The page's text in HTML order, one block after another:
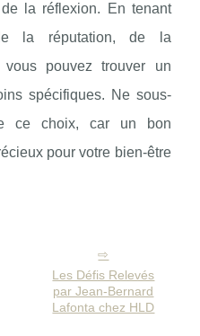
la réflexion. En tenant
la réputation, de la
pouvez trouver un
spécifiques. Ne sous-
ce choix, car un bon
pour votre bien-être
Les Défis Relevés
par Jean-Bernard
Lafonta chez HLD